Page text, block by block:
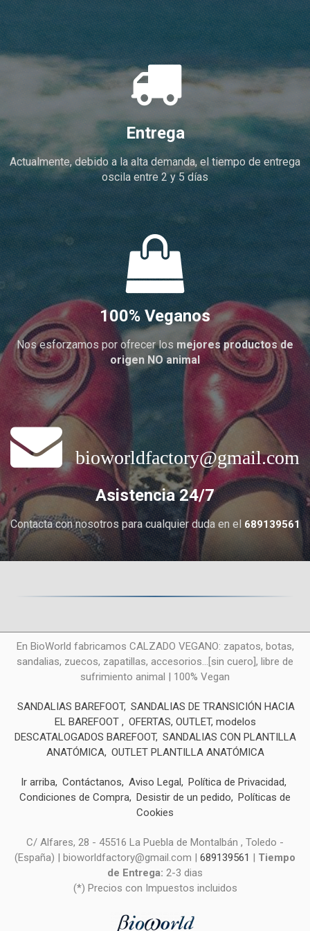

Entrega
Actualmente, debido a la alta demanda, el tiempo de entrega
oscila entre 2 y 5 días

100% Veganos
Nos esforzamos por ofrecer los mejores productos de
origen NO animal
 bioworldfactory@gmail.com
Asistencia 24/7
Contacta con nosotros para cualquier duda en el 689139561
En BioWorld fabricamos CALZADO VEGANO: zapatos, botas,
sandalias, zuecos, zapatillas, accesorios...[sin cuero], libre de
sufrimiento animal | 100% Vegan
SANDALIAS BAREFOOT SANDALIAS DE TRANSICIÓN HACIA
EL BAREFOOT
OFERTAS, OUTLET, modelos
DESCATALOGADOS BAREFOOT SANDALIAS CON PLANTILLA
ANATÓMICA OUTLET PLANTILLA ANATÓMICA
Ir arriba Contáctanos Aviso Legal
Política de Privacidad
Condiciones de Compra Desistir de un pedido
Políticas de
Cookies
C/ Alfares, 28 - 45516 La Puebla de Montalbán , Toledo -
(España) | bioworldfactory@gmail.com | 689139561 | Tiempo
de Entrega: 2-3 dias
(*) Precios con Impuestos incluidos